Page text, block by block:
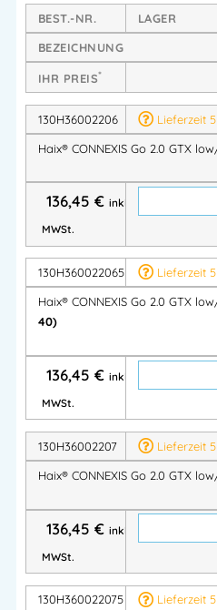
TEX®
Schafthöhe: 8 cm
Innenfutter & Einlage
GORE-TEX®Futter:
transportiert Schweiß
Abriebfester Futterstoff
Komfortable,
Fersenschale
Markierung
Waschbar bei 30 °C
Sohlentechnologie &
:
PU-Zwischensohle
Durable Sole
Sehr rutschfest,
Lamellen & abgeschrägte
optimalen Grip und
HAIX® CONNEXIS® System
Stimuliert die
Einlegesohle
BEST.-NR.
LAGER
BEZEICHNUNG
IHR PREIS*
130H36002206
Lieferzeit
Haix® CONNEXIS Go 2.0 GTX
136,45 € inkl.
MWSt.
130H360022065
Lieferzeit
Haix® CONNEXIS Go 2.0 GTX
40)
136,45 € inkl.
MWSt.
130H36002207
Lieferzeit
Haix® CONNEXIS Go 2.0 GTX
136,45 € inkl.
MWSt.
130H360022075
Lieferzeit